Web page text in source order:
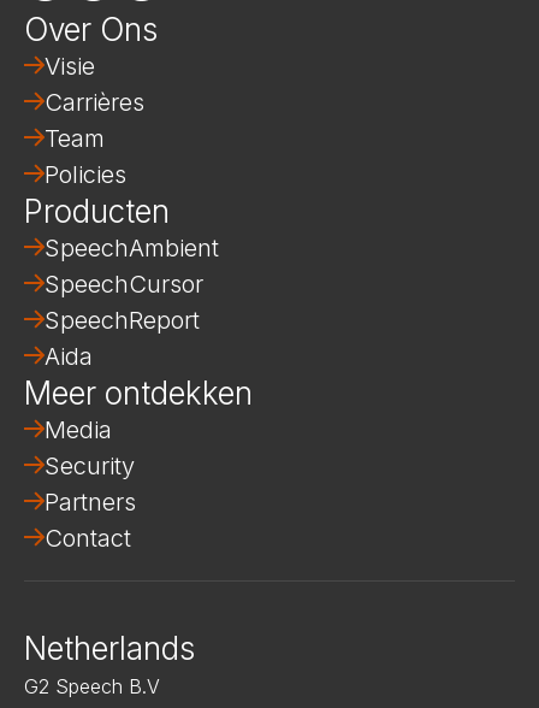
Over Ons
Visie
Carrières
Team
Policies
Producten
SpeechAmbient
SpeechCursor
SpeechReport
Aida
Meer ontdekken
Media
Security
Partners
Contact
Netherlands
G2 Speech B.V